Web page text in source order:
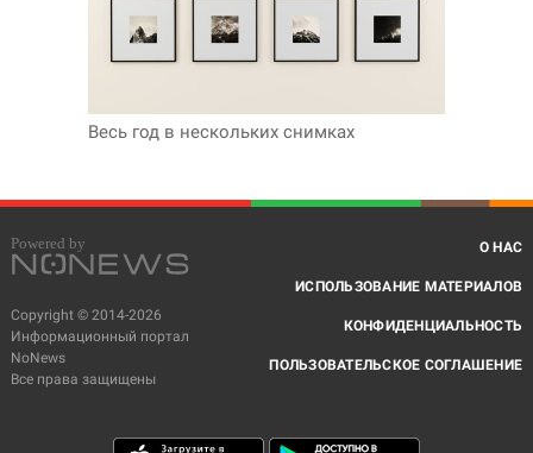
Весь год в нескольких снимках
Copyright © 2014-2026
Информационный портал
NoNews
Все права защищены
О НАС
ИСПОЛЬЗОВАНИЕ МАТЕРИАЛОВ
КОНФИДЕНЦИАЛЬНОСТЬ
ПОЛЬЗОВАТЕЛЬСКОЕ СОГЛАШЕНИЕ